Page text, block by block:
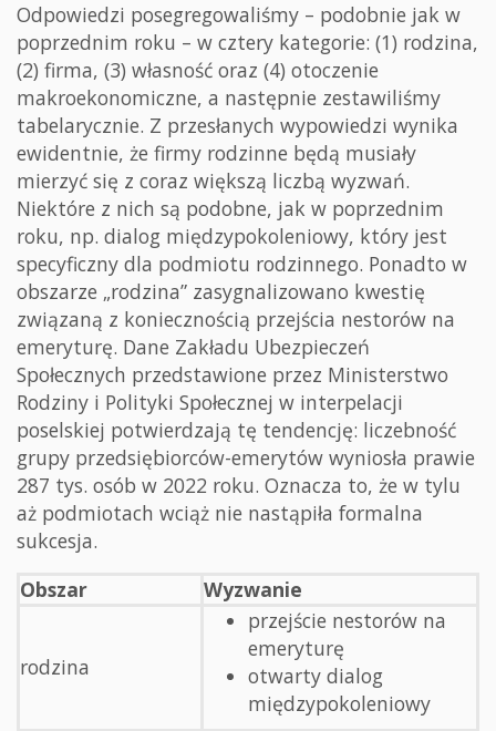
Odpowiedzi posegregowaliśmy – podobnie jak w
poprzednim roku – w cztery kategorie: (1) rodzina,
(2) firma, (3) własność oraz (4) otoczenie
makroekonomiczne, a następnie zestawiliśmy
tabelarycznie. Z przesłanych wypowiedzi wynika
ewidentnie, że firmy rodzinne będą musiały
mierzyć się z coraz większą liczbą wyzwań.
Niektóre z nich są podobne, jak w poprzednim
roku, np. dialog międzypokoleniowy, który jest
specyficzny dla podmiotu rodzinnego. Ponadto w
obszarze „rodzina” zasygnalizowano kwestię
związaną z koniecznością przejścia nestorów na
emeryturę. Dane Zakładu Ubezpieczeń
Społecznych przedstawione przez Ministerstwo
Rodziny i Polityki Społecznej w interpelacji
poselskiej potwierdzają tę tendencję: liczebność
grupy przedsiębiorców-emerytów wyniosła prawie
287 tys. osób w 2022 roku. Oznacza to, że w tylu
aż podmiotach wciąż nie nastąpiła formalna
sukcesja.
Obszar
Wyzwanie
rodzina
przejście nestorów na
emeryturę
otwarty dialog
międzypokoleniowy